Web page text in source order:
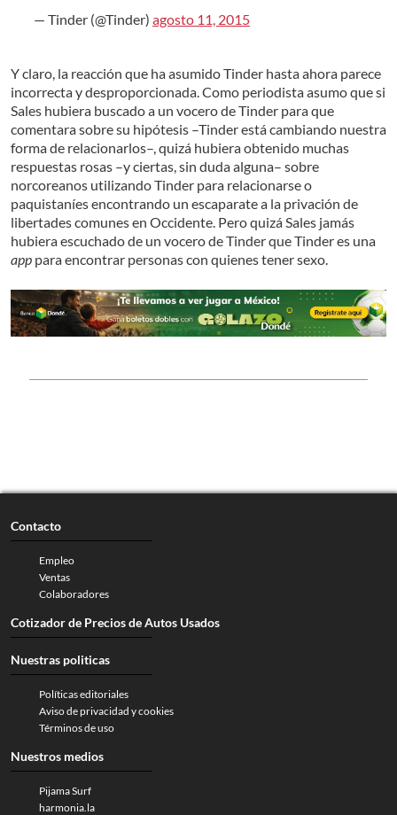
— Tinder (@Tinder) agosto 11, 2015
Y claro, la reacción que ha asumido Tinder hasta ahora parece
incorrecta y desproporcionada. Como periodista asumo que si
Sales hubiera buscado a un vocero de Tinder para que
comentara sobre su hipótesis –Tinder está cambiando nuestra
forma de relacionarlos–, quizá hubiera obtenido muchas
respuestas rosas –y ciertas, sin duda alguna– sobre
norcoreanos utilizando Tinder para relacionarse o
paquistaníes encontrando un escaparate a la privación de
libertades comunes en Occidente. Pero quizá Sales jamás
hubiera escuchado de un vocero de Tinder que Tinder es una
app para encontrar personas con quienes tener sexo.
Contacto
Empleo
Ventas
Colaboradores
Cotizador de Precios de Autos Usados
Nuestras politicas
Políticas editoriales
Aviso de privacidad y cookies
Términos de uso
Nuestros medios
Pijama Surf
harmonia.la